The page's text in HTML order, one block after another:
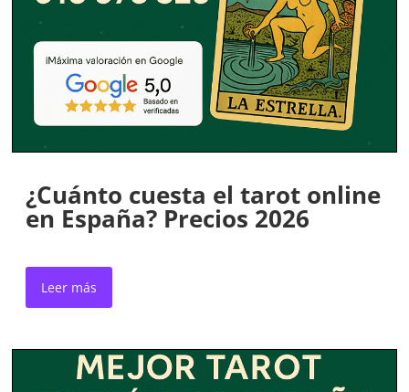
¿Cuánto cuesta el tarot online
en España? Precios 2026
Leer más